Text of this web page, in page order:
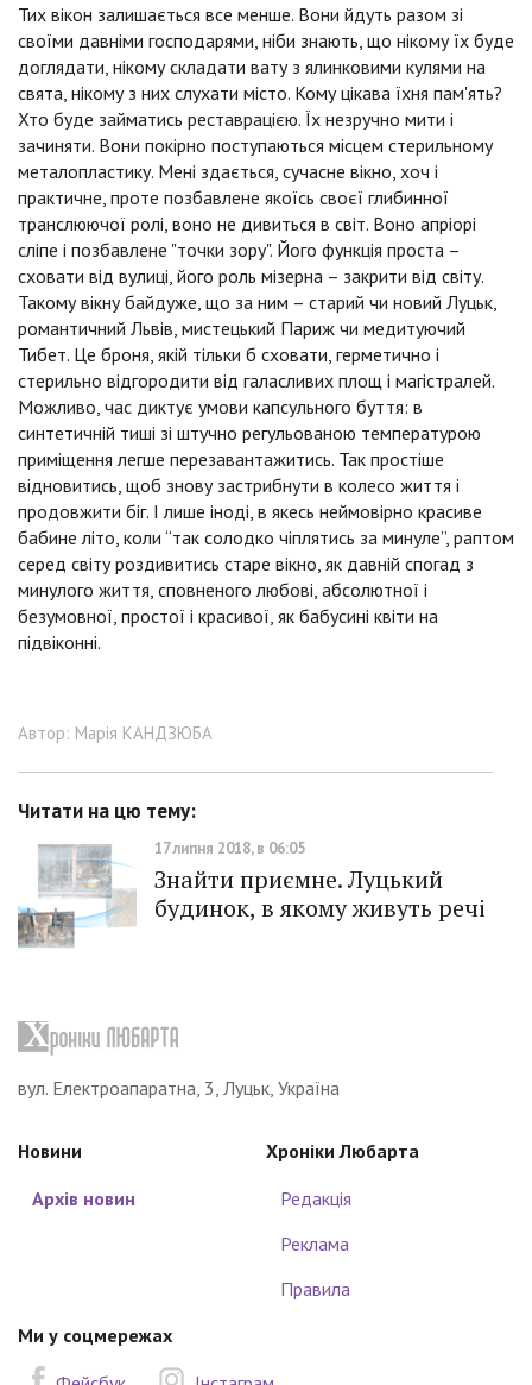
Тих вікон залишається все менше. Вони йдуть разом зі
своїми давніми господарями, ніби знають, що нікому їх буде
доглядати, нікому складати вату з ялинковими кулями на
свята, нікому з них слухати місто. Кому цікава їхня пам'ять?
Хто буде займатись реставрацією. Їх незручно мити і
зачиняти. Вони покірно поступаються місцем стерильному
металопластику. Мені здається, сучасне вікно, хоч і
практичне, проте позбавлене якоїсь своєї глибинної
транслюючої ролі, воно не дивиться в світ. Воно апріорі
сліпе і позбавлене "точки зору". Його функція проста –
сховати від вулиці, його роль мізерна – закрити від світу.
Такому вікну байдуже, що за ним – старий чи новий Луцьк,
романтичний Львів, мистецький Париж чи медитуючий
Тибет. Це броня, якій тільки б сховати, герметично і
стерильно відгородити від галасливих площ і магістралей.
Можливо, час диктує умови капсульного буття: в
синтетичній тиші зі штучно регульованою температурою
приміщення легше перезавантажитись. Так простіше
відновитись, щоб знову застрибнути в колесо життя і
продовжити біг. І лише іноді, в якесь неймовірно красиве
бабине літо, коли “так солодко чіплятись за минуле”, раптом
серед світу роздивитись старе вікно, як давній спогад з
минулого життя, сповненого любові, абсолютної і
безумовної, простої і красивої, як бабусині квіти на
підвіконні.
Автор: Марія КАНДЗЮБА
Читати на цю тему:
17 липня 2018, в 06:05
Знайти приємне. Луцький
будинок, в якому живуть речі
вул. Електроапаратна, 3, Луцьк, Україна
Новини
Архів новин
Хроніки Любарта
Редакція
Реклама
Правила
Ми у соцмережах